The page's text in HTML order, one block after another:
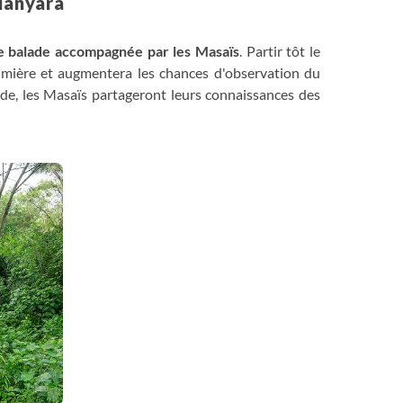
balade accompagnée par les Masaïs. Partir tôt le
et augmentera les chances d'observation du
les Masaïs partageront leurs connaissances des
midi, transfert sur les